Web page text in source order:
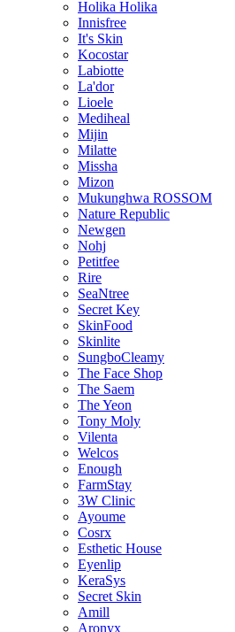
Holika Holika
Innisfree
It's Skin
Kocostar
Labiotte
La'dor
Lioele
Mediheal
Mijin
Milatte
Missha
Mizon
Mukunghwa ROSSOM
Nature Republic
Newgen
Nohj
Petitfee
Rire
SeaNtree
Secret Key
SkinFood
Skinlite
SungboCleamy
The Face Shop
The Saem
The Yeon
Tony Moly
Vilenta
Welcos
Enough
FarmStay
3W Clinic
Ayoume
Cosrx
Esthetic House
Eyenlip
KeraSys
Secret Skin
Amill
Aronyx